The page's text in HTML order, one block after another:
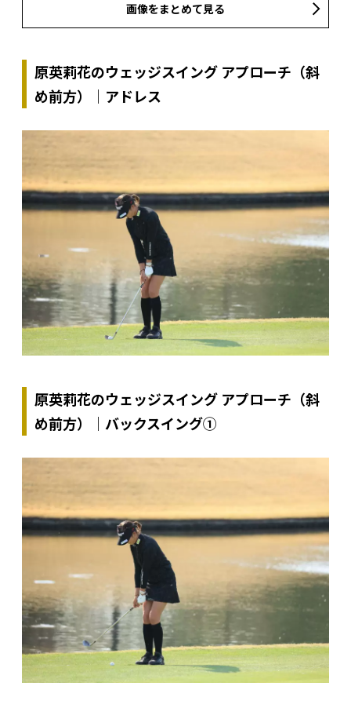
画像をまとめて見る
原英莉花のウェッジスイング アプローチ（斜
め前方）｜アドレス
原英莉花のウェッジスイング アプローチ（斜
め前方）｜バックスイング①